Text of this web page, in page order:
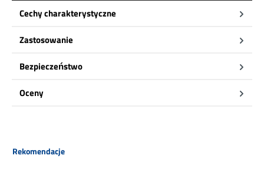
Cechy charakterystyczne
Zastosowanie
Bezpieczeństwo
Oceny
Pomiń galerię produktów
Rekomendacje